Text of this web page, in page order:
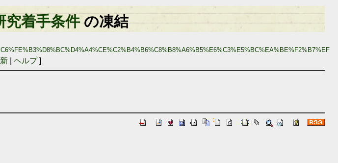
究着手条件の凍結
| ヘルプ]